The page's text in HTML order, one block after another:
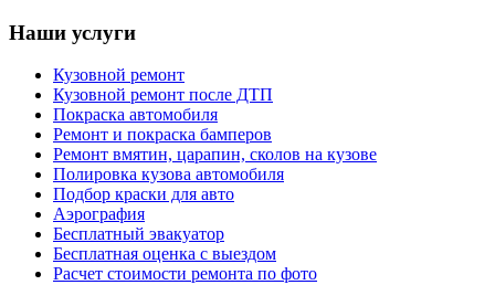
Наши услуги
Кузовной ремонт
Кузовной ремонт после ДТП
Покраска автомобиля
Ремонт и покраска бамперов
Ремонт вмятин, царапин, сколов на кузове
Полировка кузова автомобиля
Подбор краски для авто
Аэрография
Бесплатный эвакуатор
Бесплатная оценка с выездом
Расчет стоимости ремонта по фото